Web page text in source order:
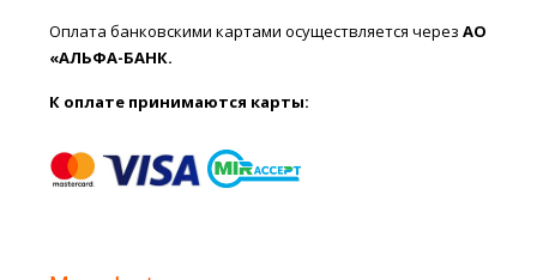
Оплата банковскими картами осуществляется черезАО
«АЛЬФА-БАНК.
К оплате принимаются карты: